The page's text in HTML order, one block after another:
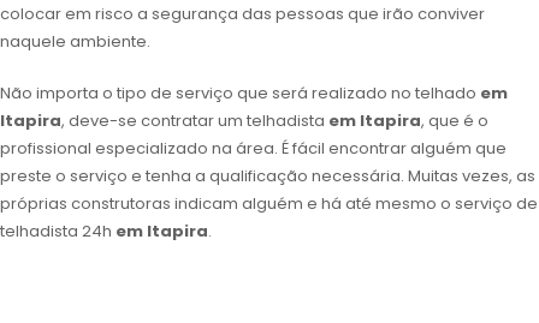
colocar em risco a segurança das pessoas que irão conviver
naquele ambiente.
Não importa o tipo de serviço que será realizado no telhado em
Itapira, deve-se contratar um telhadista em Itapira, que é o
profissional especializado na área. É fácil encontrar alguém que
preste o serviço e tenha a qualificação necessária. Muitas vezes, as
próprias construtoras indicam alguém e há até mesmo o serviço de
telhadista 24h em Itapira.